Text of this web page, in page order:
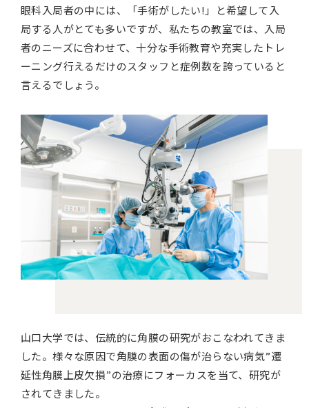
眼科入局者の中には、「手術がしたい!」と希望して入
局する人がとても多いですが、私たちの教室では、入局
者のニーズに合わせて、十分な手術教育や充実したトレ
ーニング行えるだけのスタッフと症例数を誇っていると
言えるでしょう。
山口大学では、伝統的に角膜の研究がおこなわれてきま
した。様々な原因で角膜の表面の傷が治らない病気”遷
延性角膜上皮欠損”の治療にフォーカスを当て、研究が
されてきました。